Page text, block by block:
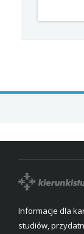
Informacje dla
studiów,